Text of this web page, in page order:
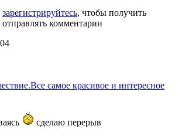
зарегистрируйтесь, чтобы получить
комментарии
самое красивое и интересное
сделаю перерыв